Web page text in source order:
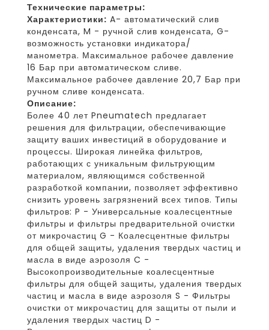
Технические параметры:
Характеристики: A- автоматический слив
конденсата, M - ручной слив конденсата, G-
возможность установки индикатора/
манометра. Максимальное рабочее давление
16 Бар при автоматическом сливе.
Максимальное рабочее давление 20,7 Бар при
ручном сливе конденсата.
Описание:
Более 40 лет Pneumatech предлагает
решения для фильтрации, обеспечивающие
защиту ваших инвестиций в оборудование и
процессы. Широкая линейка фильтров,
работающих с уникальным фильтрующим
материалом, являющимся собственной
разработкой компании, позволяет эффективно
снизить уровень загрязнений всех типов. Типы
фильтров: P - Универсальные коалесцентные
фильтры и фильтры предварительной очистки
от микрочастиц G - Коалесцентные фильтры
для общей защиты, удаления твердых частиц и
масла в виде аэрозоля C -
Высокопроизводительные коалесцентные
фильтры для общей защиты, удаления твердых
частиц и масла в виде аэрозоля S - Фильтры
очистки от микрочастиц для защиты от пыли и
удаления твердых частиц D -